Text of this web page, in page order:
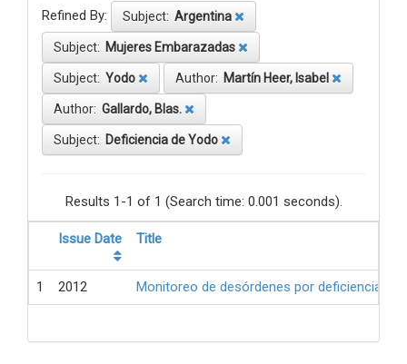
Refined By: Subject: Argentina
Subject: Mujeres Embarazadas
Subject: Yodo Author: Martín Heer, Isabel
Author: Gallardo, Blas.
Subject: Deficiencia de Yodo
Results 1-1 of 1 (Search time: 0.001 seconds).
Issue Date Title
1 2012 Monitoreo de desórdenes por deficiencia